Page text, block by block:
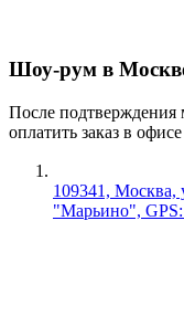
Шоу-рум в
После
оплатить заказ в
109341, Москва,
"Марьино", GPS: